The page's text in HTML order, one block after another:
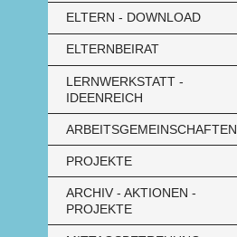
ELTERN - DOWNLOAD
ELTERNBEIRAT
LERNWERKSTATT -
IDEENREICH
ARBEITSGEMEINSCHAFTEN
PROJEKTE
ARCHIV - AKTIONEN -
PROJEKTE